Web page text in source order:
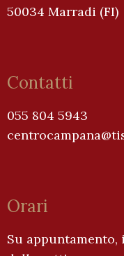
50034 Marradi (FI)
Contatti
055 804 5943
Orari
Su